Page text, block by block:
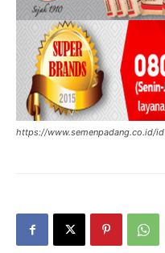
https://www.semenpadang.co.id/id